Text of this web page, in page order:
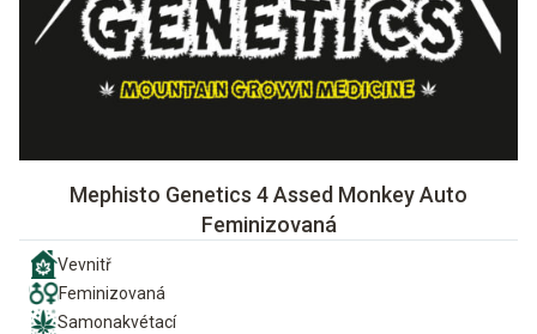
Mephisto Genetics 4 Assed Monkey Auto
Feminizovaná
Vevnitř
Feminizovaná
Samonakvétací